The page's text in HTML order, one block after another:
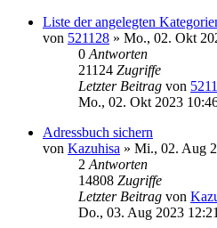
Liste der angelegten
von 521128 » Mo., 02. Okt
0 Antworten
21124 Zugriffe
Letzter Beitrag von
Mo., 02. Okt 2023
Adressbuch sichern
von Kazuhisa » Mi., 02. Aug
2 Antworten
14808 Zugriffe
Letzter Beitrag von
Do., 03. Aug 2023 12:21